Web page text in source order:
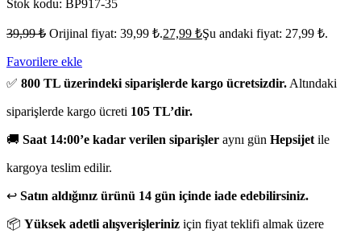
Stok kodu: BP917-35
39,99₺ Orijinal fiyat: 39,99 ₺.27,99 ₺Şu andaki fiyat: 27,99 ₺.
Favorilere ekle
✅ 800 TL üzerindeki siparişlerde kargo ücretsizdir. Altındaki
siparişlerde kargo ücreti 105 TL’dir.
🚚 Saat 14:00’e kadar verilen siparişler aynı gün Hepsijet ile
kargoya teslim edilir.
↩️ Satın aldığınız ürünü 14 gün içinde iade edebilirsiniz.
📦 Yüksek adetli alışverişleriniz için fiyat teklifi almak üzere